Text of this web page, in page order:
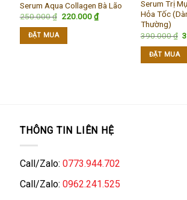
Serum Aqua Collagen Bà Lão
250.000₫ Giá
220.000₫Giá
hiện
ĐẶT MUA
Serum Trị
Hỏa Tốc
Thường)
390.000₫
ĐẶT MUA
THÔNG TIN LIÊN HỆ
Call/Zalo: 0773.944.702
Call/Zalo: 0962.241.525